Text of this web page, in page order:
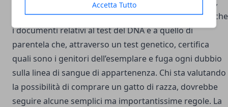
Accetta Tutto
insieme al pedigree il nuovo proprietario riceverà anche
i documenti relativi al test del DNA e a quello di
parentela che, attraverso un test genetico, certifica
quali sono i genitori dell’esemplare e fuga ogni dubbio
sulla linea di sangue di appartenenza. Chi sta valutando
la possibilità di comprare un gatto di razza, dovrebbe
seguire alcune semplici ma importantissime regole. La